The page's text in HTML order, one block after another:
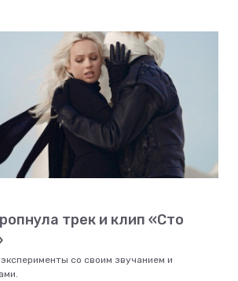
трек и клип «Сто
со своим звучанием и